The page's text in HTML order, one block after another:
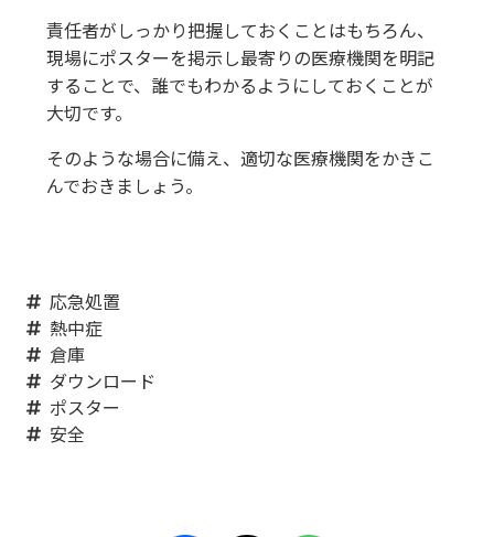
責任者がしっかり把握しておくことはもちろん、
現場にポスターを掲示し最寄りの医療機関を明記
することで、誰でもわかるようにしておくことが
大切です。
そのような場合に備え、適切な医療機関をかきこ
んでおきましょう。
応急処置
熱中症
倉庫
ダウンロード
ポスター
安全